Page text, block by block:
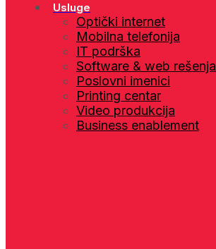
Usluge
Optički internet
Mobilna telefonija
IT podrška
Software & web rešenja
Poslovni imenici
Printing centar
Video produkcija
Business enablement